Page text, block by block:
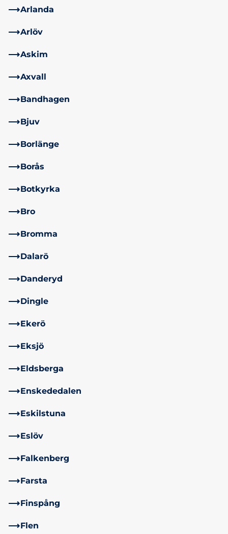
Arlanda
Arlöv
Askim
Axvall
Bandhagen
Bjuv
Borlänge
Borås
Botkyrka
Bro
Bromma
Dalarö
Danderyd
Dingle
Ekerö
Eksjö
Eldsberga
Enskededalen
Eskilstuna
Eslöv
Falkenberg
Farsta
Finspång
Flen